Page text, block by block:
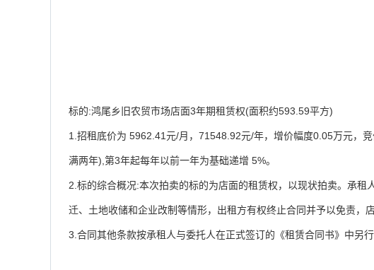
标的:鸿尾乡旧农贸市场店面3年期租赁权(面积约593.59平方)
1.招租底价为 5962.41元/月，71548.92元/年，增价幅度0.05万元，
满两年),第3年起每年以前一年为基础递增 5%。
2.标的综合概况:本次拍卖的标的为店面的租赁权，以现状拍卖。承
迁、土地收储和企业改制等情形，出租方有权终止合同并予以免责，
3.合同其他条款按承租人与委托人在正式签订的《租赁合同书》中另